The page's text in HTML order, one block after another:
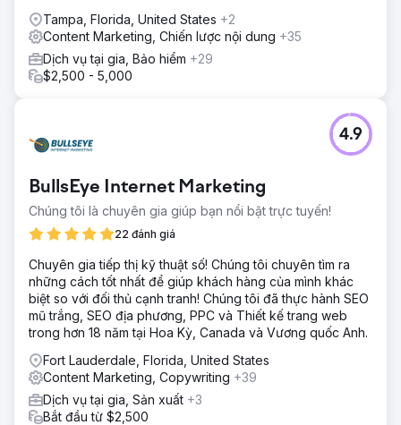
Tampa, Florida, United States +2
Content Marketing, Chiến lược nội dung +35
Dịch vụ tại gia, Bảo hiểm +29
$2,500 - 5,000
BullsEye Internet Marketing
Chúng tôi là chuyên gia giúp bạn nổi bật trực tuyến!
22 đánh giá
4.9
Chuyên gia tiếp thị kỹ thuật số! Chúng tôi chuyên tìm ra
những cách tốt nhất để giúp khách hàng của mình khác
biệt so với đối thủ cạnh tranh! Chúng tôi đã thực hành SEO
mũ trắng, SEO địa phương, PPC và Thiết kế trang web
trong hơn 18 năm tại Hoa Kỳ, Canada và Vương quốc Anh.
Fort Lauderdale, Florida, United States
Content Marketing, Copywriting +39
Dịch vụ tại gia, Sản xuất +3
Bắt đầu từ $2,500